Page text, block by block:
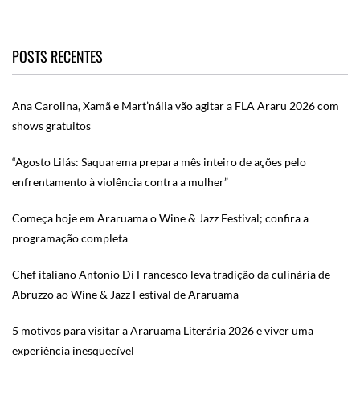
POSTS RECENTES
Ana Carolina, Xamã e Mart’nália vão agitar a FLA Araru 2026 com
shows gratuitos
“Agosto Lilás: Saquarema prepara mês inteiro de ações pelo
enfrentamento à violência contra a mulher”
Começa hoje em Araruama o Wine & Jazz Festival; confira a
programação completa
Chef italiano Antonio Di Francesco leva tradição da culinária de
Abruzzo ao Wine & Jazz Festival de Araruama
5 motivos para visitar a Araruama Literária 2026 e viver uma
experiência inesquecível